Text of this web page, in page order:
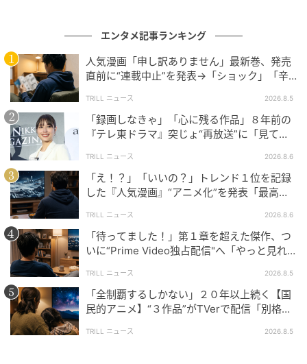
って部屋を開けたら
の記事をもっとみる
エンタメ記事ランキング
人気漫画「申し訳ありません」最新巻、発売
直前に“連載中止”を発表→「ショック」「辛
TRILL ニュース 2026.8.5
「録画しなきゃ」「心に残る作品」８年前の
『テレ東ドラマ』突じょ“再放送”に「見てほ
TRILL ニュース 2026.8.6
「え！？」「いいの？」トレンド１位を記録
した『人気漫画』“アニメ化”を発表「最高す
TRILL ニュース 2026.8.6
「待ってました！」第１章を超えた傑作、つ
いに“Prime Video独占配信"へ「やっと見れ
TRILL ニュース 2026.8.5
「全制覇するしかない」２０年以上続く【国
民的アニメ】“３作品”がTVerで配信「別格」
TRILL ニュース 2026.8.5